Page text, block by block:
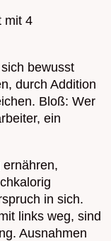
mit 4
bewusst
durch Addition
Bloß: Wer
ein
in sich.
links weg, sind
Ausnahmen